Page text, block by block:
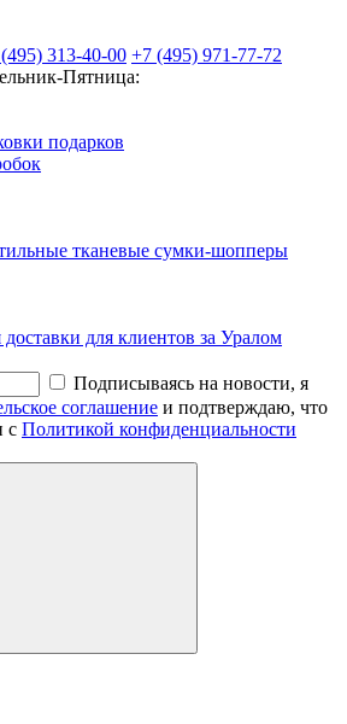
313-40-00 +7 (495) 971-77-72
Пятница:
подарков
тканевые сумки-шопперы
для клиентов за Уралом
Подписываясь на новости, я
соглашение и подтверждаю, что
с Политикой конфиденциальности